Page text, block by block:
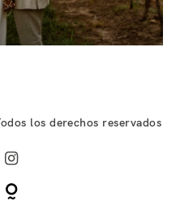
los derechos reservados